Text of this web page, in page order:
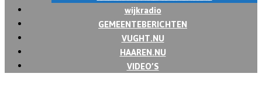
wijkradio
GEMEENTEBERICHTEN
VUGHT.NU
HAAREN.NU
VIDEO’S